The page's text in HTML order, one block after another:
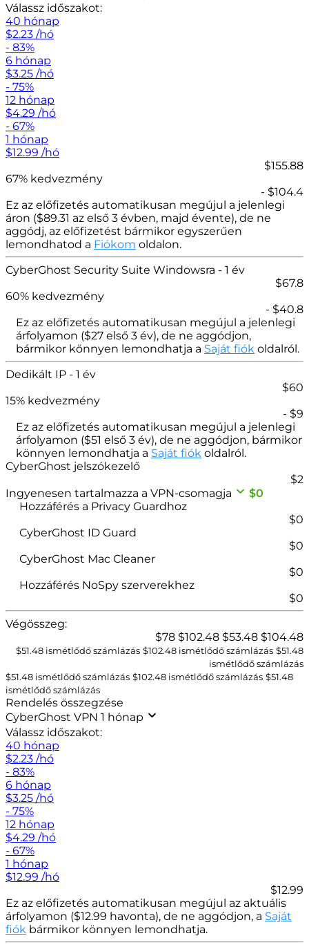
Válassz időszakot:
40 hónap
$2.23 /hó
- 83%
6 hónap
$3.25 /hó
- 75%
12 hónap
$4.29 /hó
- 67%
1 hónap
$12.99 /hó
$155.88
67% kedvezmény
- $104.4
Ez az előfizetés automatikusan megújul a jelenlegi
áron ($89.31 az első 3 évben, majd évente), de ne
aggódj, az előfizetést bármikor egyszerűen
lemondhatod a Fiókom oldalon.
CyberGhost Security Suite Windowsra - 1 év
$67.8
60% kedvezmény
- $40.8
Ez az előfizetés automatikusan megújul a jelenlegi
árfolyamon ($27 első 3 év), de ne aggódjon,
bármikor könnyen lemondhatja a Saját fiók oldalról.
Dedikált IP - 1 év
$60
15% kedvezmény
- $9
Ez az előfizetés automatikusan megújul a jelenlegi
árfolyamon ($51 első 3 év), de ne aggódjon, bármikor
könnyen lemondhatja a Saját fiók oldalról.
CyberGhost jelszókezelő
$2
Ingyenesen tartalmazza a VPN-csomagja
$0
Hozzáférés a Privacy Guardhoz
$0
CyberGhost ID Guard
$0
CyberGhost Mac Cleaner
$0
Hozzáférés NoSpy szerverekhez
$0
Végösszeg:
$78 $102.48 $53.48 $104.48
$51.48 ismétlődő számlázás $102.48 ismétlődő számlázás $51.48
ismétlődő számlázás
$51.48 ismétlődő számlázás $102.48 ismétlődő számlázás $51.48
ismétlődő számlázás
Rendelés összegzése
CyberGhost VPN 1 hónap
Válassz időszakot:
40 hónap
$2.23 /hó
- 83%
6 hónap
$3.25 /hó
- 75%
12 hónap
$4.29 /hó
- 67%
1 hónap
$12.99 /hó
$12.99
Ez az előfizetés automatikusan megújul az aktuális
árfolyamon ($12.99 havonta), de ne aggódjon, a Saját
fiók bármikor könnyen lemondhatja.